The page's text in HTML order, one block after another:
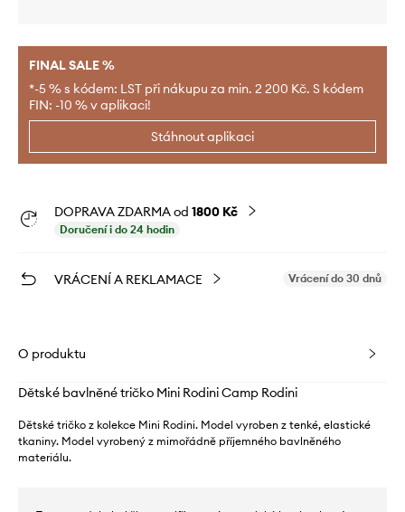
FINAL SALE %
*-5 % s kódem: LST při nákupu za min. 2 200 Kč. S kódem
FIN: -10 % v aplikaci!
Stáhnout aplikaci
DOPRAVA ZDARMA od 1800 Kč
Doručení i do 24 hodin
VRÁCENÍ A REKLAMACE Vrácení do 30 dnů
O produktu
Dětské bavlněné tričko Mini Rodini Camp Rodini
Dětské tričko z kolekce Mini Rodini. Model vyroben z tenké, elastické
tkaniny. Model vyrobený z mimořádně příjemného bavlněného
materiálu.